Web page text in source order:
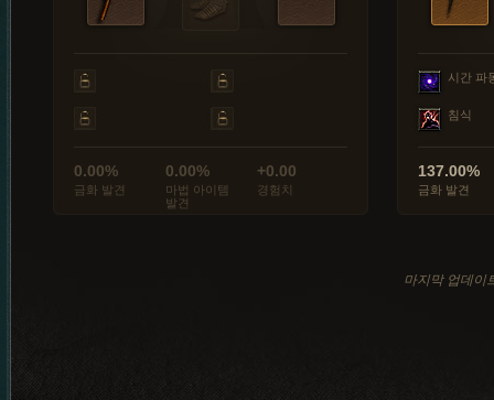
0.00%
금화 발견
0.00%
마법 아이템
발견
+0.00
경험치
시간 파
침식
137.00%
금화 발견
마지막 업데이